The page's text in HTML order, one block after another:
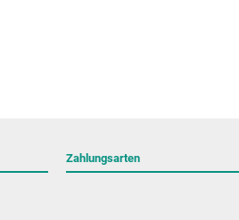
Zahlungsarten